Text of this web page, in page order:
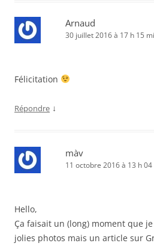
Arnaud
30 juillet 2016 à 17 h 15
Félicitation
Répondre ↓
màv
11 octobre 2016 à 13 h
Hello,
Ça faisait un (long) moment que
jolies photos mais un article sur